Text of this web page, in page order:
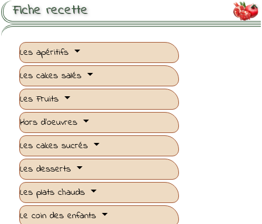

Fiche recette
Les apéritifs
Les cakes salés
Les Fruits
Hors d'oeuvres
Les cakes sucrés
Les desserts
Les plats chauds
Le coin des enfants